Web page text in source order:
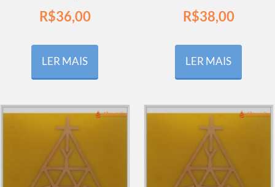
R$36,00
LER MAIS
R$38,00
LER MAIS